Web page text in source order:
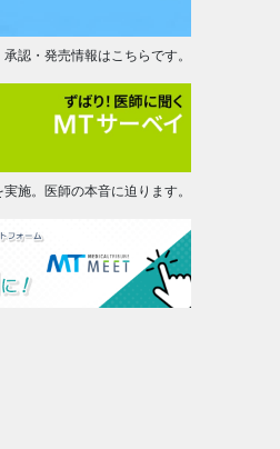
認・発売情報はこちらです。
施。医師の本音に迫ります。